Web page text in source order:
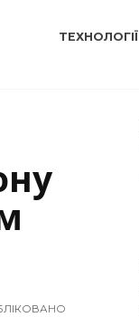
ТЕХНОЛОГІЇ